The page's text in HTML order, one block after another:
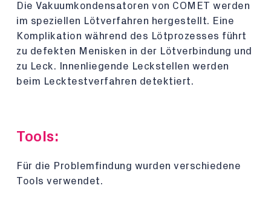
Die Vakuumkondensatoren von COMET werden
im speziellen Lötverfahren hergestellt. Eine
Komplikation während des Lötprozesses führt
zu defekten Menisken in der Lötverbindung und
zu Leck. Innenliegende Leckstellen werden
beim Lecktestverfahren detektiert.
Tools:
Für die Problemfindung wurden verschiedene
Tools verwendet.